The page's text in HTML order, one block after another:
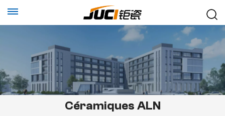
Céramiques ALN